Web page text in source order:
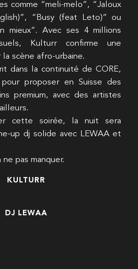
comme “meli-melo”, “Jaloux
“Busy (feat Leto)” ou
mieux”. Avec ses 4 millions
Kulturr confirme une
scène afro-urbaine.
dans la continuité de CORE,
proposer en Suisse des
premium, avec des artistes
cette soirée, la nuit sera
up dj solide avec LEWAA et
pas manquer.
KULTURR
DJ LEWAA